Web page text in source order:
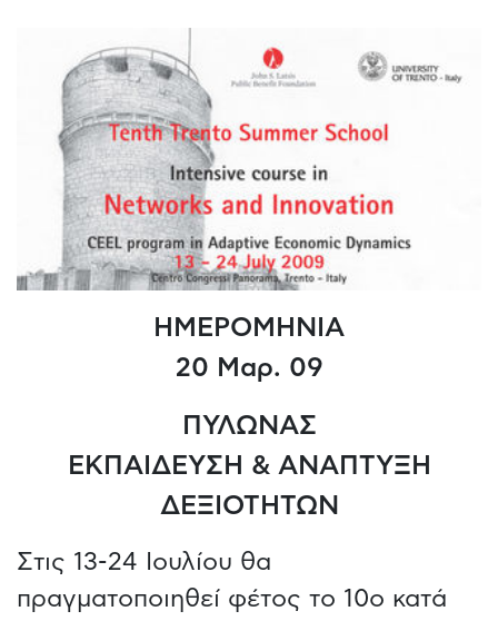
ΗΜΕΡΟΜΗΝΙΑ
20 Μαρ. 09
ΠΥΛΩΝΑΣ
ΕΚΠΑΙΔΕΥΣΗ & ΑΝΑΠΤΥΞΗ
ΔΕΞΙΟΤΗΤΩΝ
Στις 13-24 Ιουλίου θα
πραγματοποιηθεί φέτος το 10ο κατά